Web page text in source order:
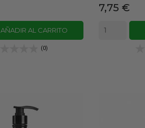
AÑADIR AL CARRITO
(0)
Precio
7,75 €